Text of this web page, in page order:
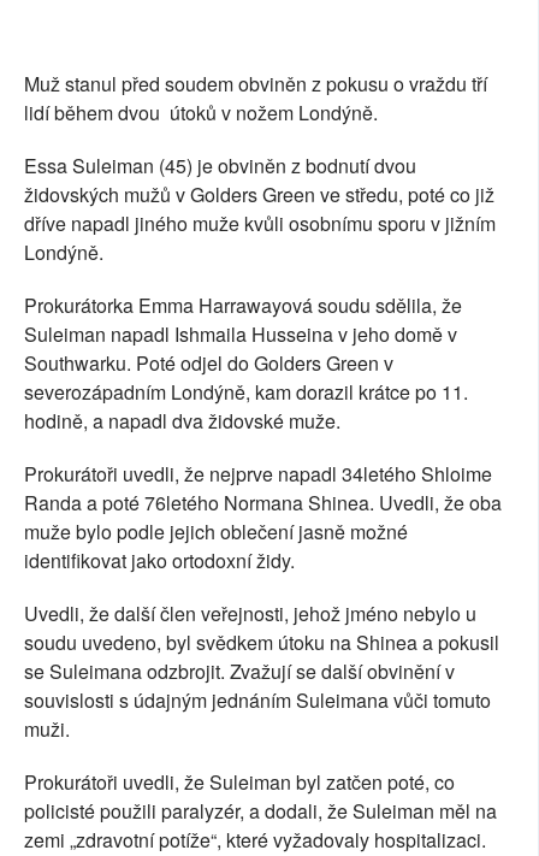
Muž stanul před soudem obviněn z pokusu o vraždu tří
lidí během dvou útoků v nožem Londýně.
Essa Suleiman (45) je obviněn z bodnutí dvou
židovských mužů v Golders Green ve středu, poté co již
dříve napadl jiného muže kvůli osobnímu sporu v jižním
Londýně.
Prokurátorka Emma Harrawayová soudu sdělila, že
Suleiman napadl Ishmaila Husseina v jeho domě v
Southwarku. Poté odjel do Golders Green v
severozápadním Londýně, kam dorazil krátce po 11.
hodině, a napadl dva židovské muže.
Prokurátoři uvedli, že nejprve napadl 34letého Shloime
Randa a poté 76letého Normana Shinea. Uvedli, že oba
muže bylo podle jejich oblečení jasně možné
identifikovat jako ortodoxní židy.
Uvedli, že další člen veřejnosti, jehož jméno nebylo u
soudu uvedeno, byl svědkem útoku na Shinea a pokusil
se Suleimana odzbrojit. Zvažují se další obvinění v
souvislosti s údajným jednáním Suleimana vůči tomuto
muži.
Prokurátoři uvedli, že Suleiman byl zatčen poté, co
policisté použili paralyzér, a dodali, že Suleiman měl na
zemi „zdravotní potíže“, které vyžadovaly hospitalizaci.